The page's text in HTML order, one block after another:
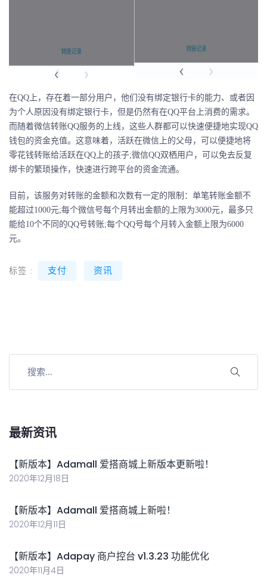
在QQ上，存在着一部分用户，他们没有绑定银行卡的能力、或者因
为个人原因没有绑定银行卡，但是仍然有在QQ平台上消费的需求。
而随着微信转账QQ服务的上线，这些人群都可以快速便捷地实现QQ
钱包的资金充值。这意味着，活跃在微信上的父母，可以便捷地将
零花钱转账给活跃在QQ上的孩子;微信QQ双栖用户，可以免去反复
绑卡的繁琐操作，快速进行跨平台的资金流通。
目前，该服务对转账的金额和次数有一定的限制：单笔转账金额不
能超过1000元;每个微信号每个月转出金额的上限为3000元，最多只
能给10个不同的QQ号转账;每个QQ号每个月转入金额上限为6000
元。
标签 : 支付 资讯
最新资讯
【新版本】Adamall 爱搭商城上新版本更新啦！
2020年12月18日
【新版本】Adamall 爱搭商城上新啦！
2020年12月11日
【新版本】Adapay 商户控台 v1.3.23 功能优化
2020年11月4日